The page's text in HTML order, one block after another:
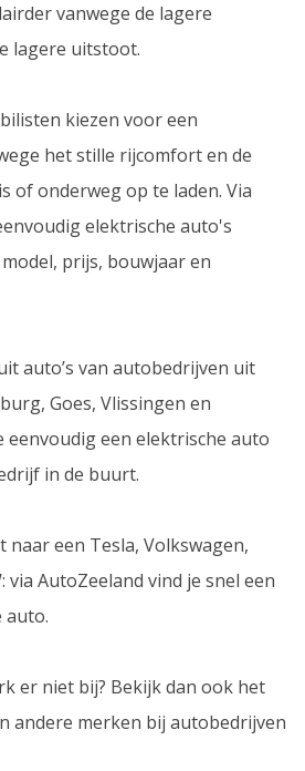
vanwege de lagere
lagere uitstoot.
kiezen voor een
het stille rijcomfort en de
of onderweg op te laden. Via
elektrische auto's
prijs, bouwjaar en
auto’s van autobedrijven uit
Goes, Vlissingen en
eenvoudig een elektrische auto
in de buurt.
naar een Tesla, Volkswagen,
via AutoZeeland vind je snel een
auto.
er niet bij? Bekijk dan ook het
andere merken bij autobedrijven